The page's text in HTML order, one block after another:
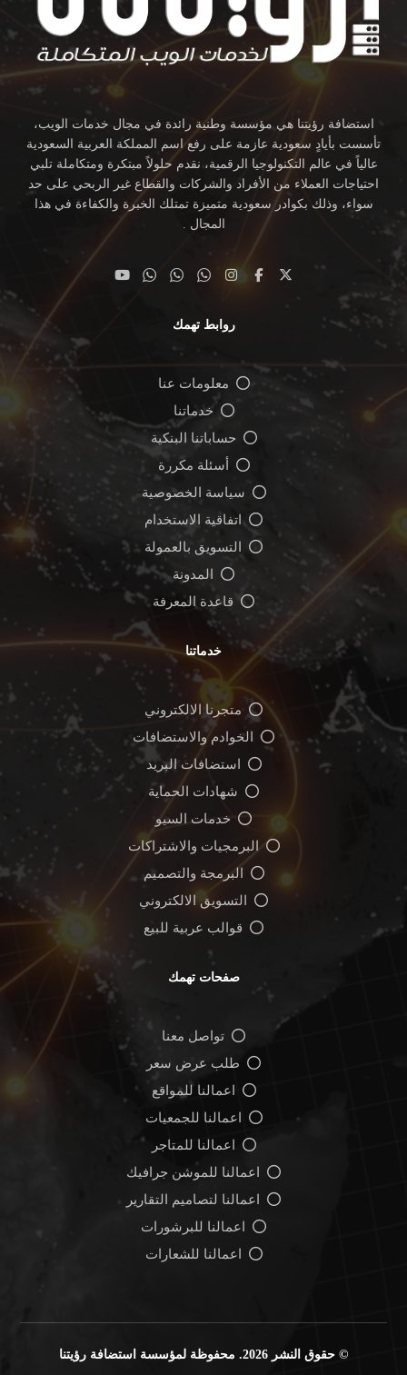
استضافة رؤيتنا هي مؤسسة وطنية رائدة في مجال خدمات الويب،
تأسست بأيادٍ سعودية عازمة على رفع اسم المملكة العربية السعودية
عالياً في عالم التكنولوجيا الرقمية، نقدم حلولاً مبتكرة ومتكاملة تلبي
احتياجات العملاء من الأفراد والشركات والقطاع غير الربحي على حد
سواء، وذلك بكوادر سعودية متميزة تمتلك الخبرة والكفاءة في هذا
المجال .
روابط تهمك
معلومات عنا
خدماتنا
حساباتنا البنكية
أسئلة مكررة
سياسة الخصوصية
اتفاقية الاستخدام
التسويق بالعمولة
المدونة
قاعدة المعرفة
خدماتنا
متجرنا الالكتروني
الخوادم والاستضافات
استضافات البريد
شهادات الحماية
خدمات السيو
البرمجيات والاشتراكات
البرمجة والتصميم
التسويق الالكتروني
قوالب عربية للبيع
صفحات تهمك
تواصل معنا
طلب عرض سعر
اعمالنا للمواقع
اعمالنا للجمعيات
اعمالنا للمتاجر
اعمالنا للموشن جرافيك
اعمالنا لتصاميم التقارير
اعمالنا للبرشورات
اعمالنا للشعارات
© حقوق النشر 2026. محفوظة لمؤسسة استضافة رؤيتنا